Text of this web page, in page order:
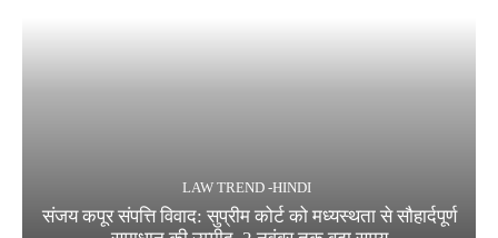
LAW TREND -HINDI
संजय कपूर संपत्ति विवाद: सुप्रीम कोर्ट को मध्यस्थता से सौहार्दपूर्ण